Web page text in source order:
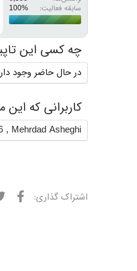
سابقه فعالیت:
چه کسی این
در حال حاضر وجود دارد 0 اعضایی که این موضوع را مشاهده می
کاربرانی که
Mehrdad Asheghi
,
اشتراک گذاری: